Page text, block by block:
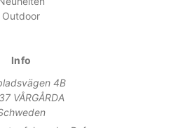
Outdoor
Info
4B
VÅRGÅRDA